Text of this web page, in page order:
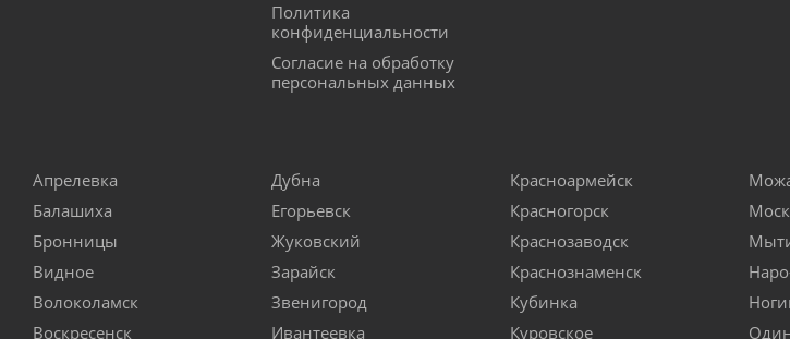
Политика
конфиденциальности
Согласие на обработку
персональных данных
Апрелевка
Балашиха
Бронницы
Видное
Волоколамск
Воскресенск
Дубна
Егорьевск
Жуковский
Зарайск
Звенигород
Ивантеевка
Красноармейск
Красногорск
Краснозаводск
Краснознаменск
Кубинка
Куровское